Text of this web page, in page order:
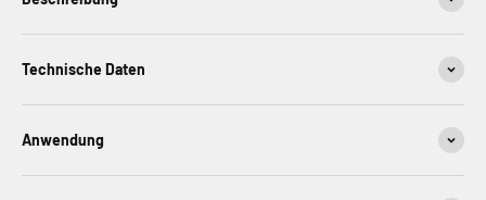
Technische Daten
Anwendung